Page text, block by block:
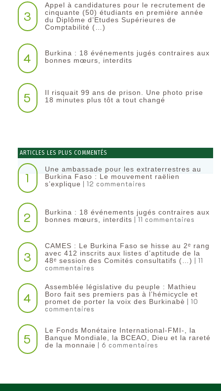
3
Appel à candidatures pour le recrutement de
cinquante (50) étudiants en première année
du Diplôme d’Etudes Supérieures de
Comptabilité (…)
4
Burkina : 18 événements jugés contraires aux
bonnes mœurs, interdits
5
Il risquait 99 ans de prison. Une photo prise
18 minutes plus tôt a tout changé
ARTICLES LES PLUS COMMENTÉS
1
Une ambassade pour les extraterrestres au
Burkina Faso : Le mouvement raëlien
s’explique | 12 commentaires
2
Burkina : 18 événements jugés contraires aux
bonnes mœurs, interdits | 11 commentaires
3
CAMES : Le Burkina Faso se hisse au 2ᵉ rang
avec 412 inscrits aux listes d’aptitude de la
48ᵉ session des Comités consultatifs (…) | 11
commentaires
4
Assemblée législative du peuple : Mathieu
Boro fait ses premiers pas à l’hémicycle et
promet de porter la voix des Burkinabè | 10
commentaires
5
Le Fonds Monétaire International-FMI-, la
Banque Mondiale, la BCEAO, Dieu et la rareté
de la monnaie | 6 commentaires